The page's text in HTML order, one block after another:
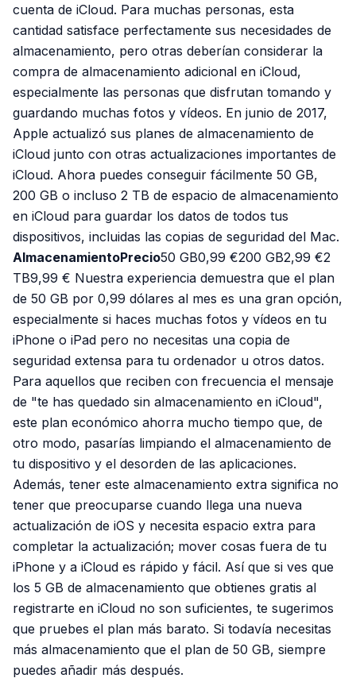
cuenta de iCloud. Para muchas personas, esta
cantidad satisface perfectamente sus necesidades de
almacenamiento, pero otras deberían considerar la
compra de almacenamiento adicional en iCloud,
especialmente las personas que disfrutan tomando y
guardando muchas fotos y vídeos. En junio de 2017,
Apple actualizó sus planes de almacenamiento de
iCloud junto con otras actualizaciones importantes de
iCloud. Ahora puedes conseguir fácilmente 50 GB,
200 GB o incluso 2 TB de espacio de almacenamiento
en iCloud para guardar los datos de todos tus
dispositivos, incluidas las copias de seguridad del Mac.
AlmacenamientoPrecio50 GB0,99 €200 GB2,99 €2
TB9,99 € Nuestra experiencia demuestra que el plan
de 50 GB por 0,99 dólares al mes es una gran opción,
especialmente si haces muchas fotos y vídeos en tu
iPhone o iPad pero no necesitas una copia de
seguridad extensa para tu ordenador u otros datos.
Para aquellos que reciben con frecuencia el mensaje
de "te has quedado sin almacenamiento en iCloud",
este plan económico ahorra mucho tiempo que, de
otro modo, pasarías limpiando el almacenamiento de
tu dispositivo y el desorden de las aplicaciones.
Además, tener este almacenamiento extra significa no
tener que preocuparse cuando llega una nueva
actualización de iOS y necesita espacio extra para
completar la actualización; mover cosas fuera de tu
iPhone y a iCloud es rápido y fácil. Así que si ves que
los 5 GB de almacenamiento que obtienes gratis al
registrarte en iCloud no son suficientes, te sugerimos
que pruebes el plan más barato. Si todavía necesitas
más almacenamiento que el plan de 50 GB, siempre
puedes añadir más después.